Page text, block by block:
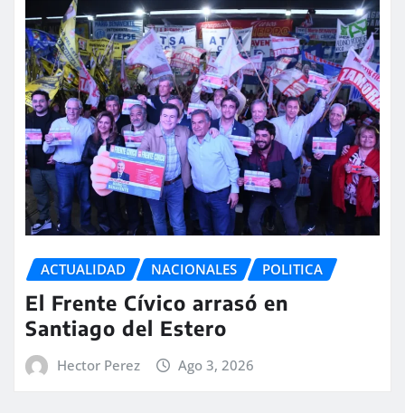
ACTUALIDAD NACIONALES POLITICA
El Frente Cívico arrasó en
Santiago del Estero
Hector Perez Ago 3, 2026